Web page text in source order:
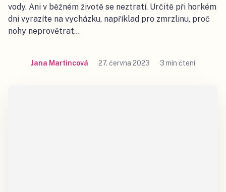
vody. Ani v běžném životě se neztratí. Určitě při horkém
dni vyrazíte na vycházku, například pro zmrzlinu, proč
nohy neprovětrat…
Jana Martincová 27. června 2023 3 min čtení